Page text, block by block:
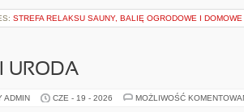
STREFA RELAKSU SAUNY, BALIĘ OGRODOWE I DOMOWE
URODA
ADMIN CZE - 19 - 2026 MOŻLIWOŚĆ